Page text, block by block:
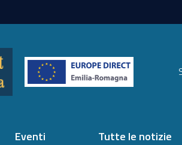
Eventi Tutte le notizie